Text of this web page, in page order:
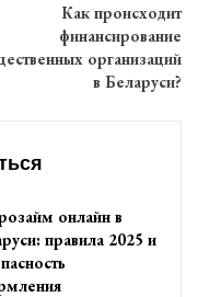
Как происходит
финансирование
организаций
в Беларуси?
онлайн в
правила 2025 и